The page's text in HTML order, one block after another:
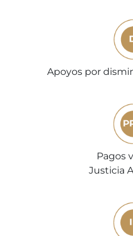
Apoyos por
Pagos
Justicia